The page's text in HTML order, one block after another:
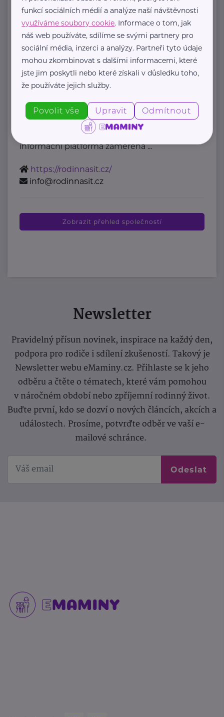
mzcr@mzcr.cz
Rodinná síť
Klimentská 1246/1 Praha 1
Průvodce světem náhradní rodinné
péče v ČR
Portál Rodinná síť je přední
informační platforma zaměřená ...
https://rodinnasit.cz/
info@rodinnasit.cz
Zobrazit přehled společností
Newsletter
Pravidelný přísun novinek, inspirace na každý den,
podpora pro rodiče i sdílení zkušeností. Takový je
Newsletter webu eMaminy.cz. Přihlaste se k jeho
odběru a čtěte o tématech, které vám pomohou
v náročném období nebo zpříjemní rodinný život.
Buďte první, kdo se dozví o nových článcích, akcích a
událostech. Prosíme, potvrďte odběr ve vaší e-
mailové schránce.
Odeslat
funkcí sociálních médií a analýze naší návštěvnosti
využíváme soubory cookie. Informace o tom, jak
náš web používáte, sdílíme se svými partnery pro
sociální média, inzerci a analýzy. Partneři tyto údaje
mohou zkombinovat s dalšími informacemi, které
jste jim poskytli nebo které získali v důsledku toho,
že používáte jejich služby.
Povolit vše Upravit Odmítnout